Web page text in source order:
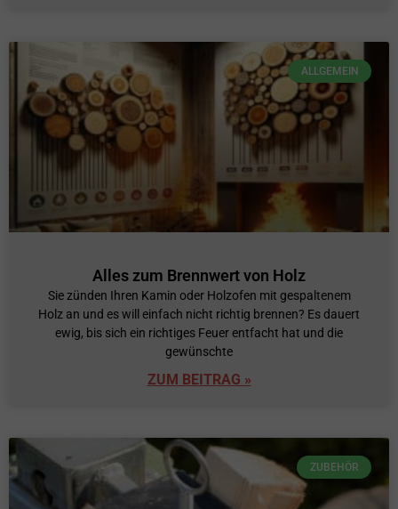
ALLGEMEIN
Alles zum Brennwert von Holz
Sie zünden Ihren Kamin oder Holzofen mit gespaltenem
Holz an und es will einfach nicht richtig brennen? Es dauert
ewig, bis sich ein richtiges Feuer entfacht hat und die
gewünschte
ZUM BEITRAG »
ZUBEHÖR